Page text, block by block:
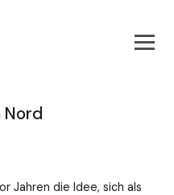
Nord
Jahren die Idee, sich als